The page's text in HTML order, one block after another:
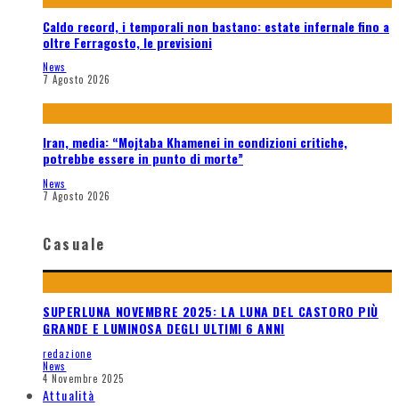
Caldo record, i temporali non bastano: estate infernale fino a
oltre Ferragosto, le previsioni
News
7 Agosto 2026
Iran, media: “Mojtaba Khamenei in condizioni critiche,
potrebbe essere in punto di morte”
News
7 Agosto 2026
Casuale
SUPERLUNA NOVEMBRE 2025: LA LUNA DEL CASTORO PIÙ
GRANDE E LUMINOSA DEGLI ULTIMI 6 ANNI
redazione
News
4 Novembre 2025
Attualità